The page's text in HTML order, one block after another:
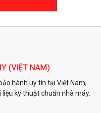
(VIỆT NAM)
hành uy tín tại Việt Nam,
kỹ thuật chuẩn nhà máy.